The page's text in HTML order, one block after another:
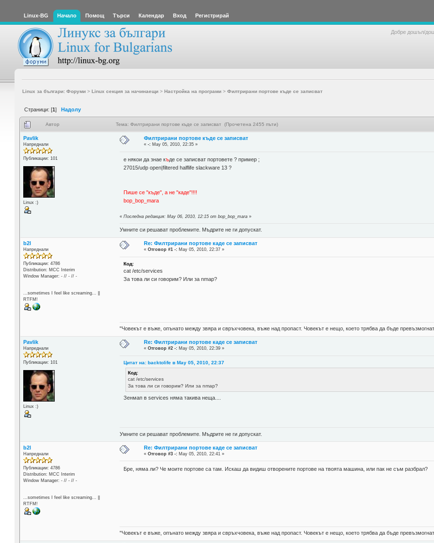
Linux-BG Начало Помощ Търси Календар Вход Регистрирай
Добре дошъл/
Linux за българи: Форуми> Linux секция за начинаещи> Настройка на програми> Филтрирани портове къде се записват
Страници: [1] Надолу
Автор Тема: Филтрирани портове къде се записват (Прочетена 2455 пъти)
Pavlik
Напреднали
Публикации: 101
Linux :)
Филтрирани портове къде се записват
«-: May 05, 2010, 22:35 »
е някои да знае къде се записват портовете ? пример ;
27015/udp open|filtered halflife slackware 13 ?
Пише се "къде", а не "каде"!!!!
bop_bop_mara
«Последна редакция: May 06, 2010, 12:15 от bop_bop_mara »
Умните си решават проблемите. Мъдрите не ги допускат.
b2l
Напреднали
Публикации: 4786
Distribution: MCC Interim
Window Manager: - // - // -
...sometimes I feel like screaming... ||
RTFM!
Re: Филтрирани портове каде се записват
«Отговор #1 -: May 05, 2010, 22:37 »
Код:
cat /etc/services
За това ли си говорим? Или за nmap?
"Човекът е въже, опънато между звяра и свръхчовека, въже над пропаст. Човекът е нещо, което трябва да бъде
Pavlik
Напреднали
Публикации: 101
Linux :)
Re: Филтрирани портове каде се записват
«Отговор #2 -: May 05, 2010, 22:39 »
Цитат на: backtolife в May 05, 2010, 22:37
Код:
cat /etc/services
За това ли си говорим? Или за nmap?
Зенмап в services няма такива неща....
Умните си решават проблемите. Мъдрите не ги допускат.
b2l
Напреднали
Публикации: 4786
Distribution: MCC Interim
Window Manager: - // - // -
...sometimes I feel like screaming... ||
RTFM!
Re: Филтрирани портове каде се записват
«Отговор #3 -: May 05, 2010, 22:41 »
Бре, няма ли? Че моите портове са там. Искаш да видиш отворените портове на твоята машина, или пак не съм разбрал?
"Човекът е въже, опънато между звяра и свръхчовека, въже над пропаст. Човекът е нещо, което трябва да бъде